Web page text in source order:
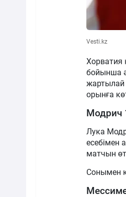
Vesti.kz
бойынша
жартылай
орынға
Модрич
Лука
есебімен
матчын
Сонымен